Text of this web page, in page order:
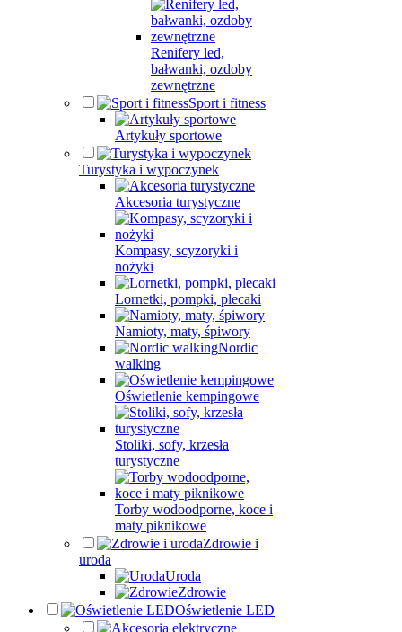
Renifery led,
bałwanki, ozdoby
zewnętrzne
Sport i fitness
Artykuły sportowe
Turystyka i wypoczynek
Akcesoria turystyczne
Kompasy, scyzoryki i
nożyki
Lornetki, pompki, plecaki
Namioty, maty, śpiwory
Nordic
walking
Oświetlenie kempingowe
Stoliki, sofy, krzesła
turystyczne
Torby wodoodporne, koce i
maty piknikowe
Zdrowie i
uroda
Uroda
Zdrowie
Oświetlenie LED